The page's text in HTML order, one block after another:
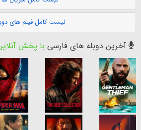
لیست کامل فیلم های
آخرین دوبله های فارسی با پخش